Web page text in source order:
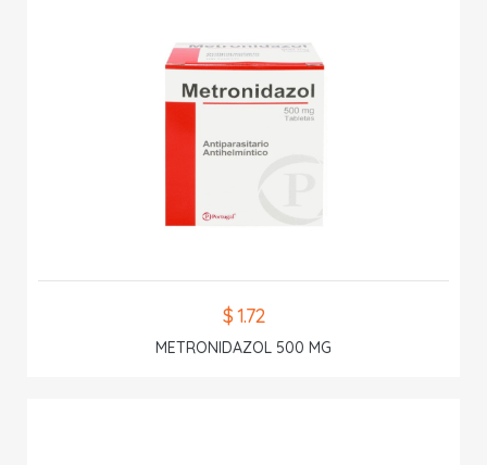
$ 1.72
METRONIDAZOL 500 MG